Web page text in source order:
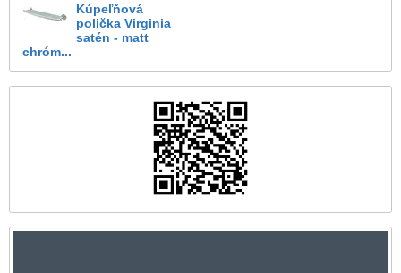
Kúpeľňová
polička Virginia
satén - matt
chróm...